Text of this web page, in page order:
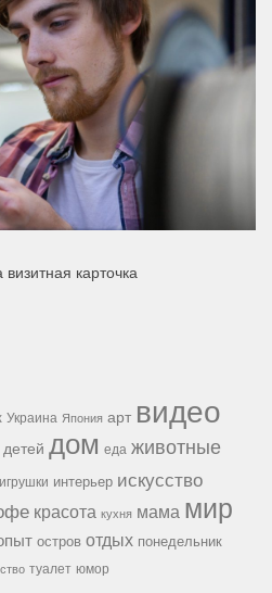
карточка
Украина Япония арт видео
дом еда животные
игрушки интерьер искусство
красота кухня мама мир
остров отдых понедельник
туалет юмор